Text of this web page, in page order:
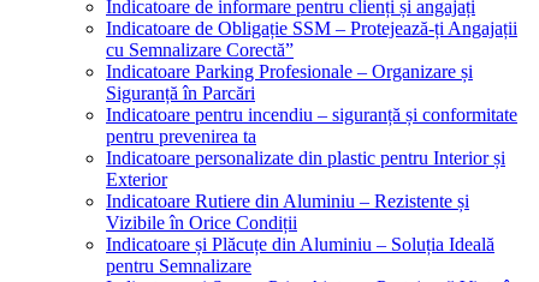
Indicatoare de informare pentru clienți și angajați
Indicatoare de Obligație SSM – Protejează-ți Angajații
cu Semnalizare Corectă”
Indicatoare Parking Profesionale – Organizare și
Siguranță în Parcări
Indicatoare pentru incendiu – siguranță și conformitate
pentru prevenirea ta
Indicatoare personalizate din plastic pentru Interior și
Exterior
Indicatoare Rutiere din Aluminiu – Rezistente și
Vizibile în Orice Condiții
Indicatoare și Plăcuțe din Aluminiu – Soluția Ideală
pentru Semnalizare